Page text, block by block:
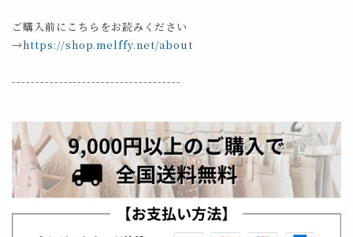
ご購入前にこちらをお読みください
→https://shop.melffy.net/about
------------------------------------